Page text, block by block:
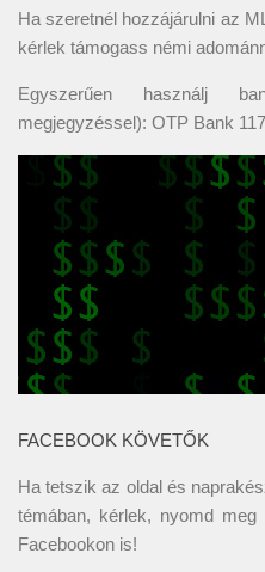
Ha szeretnél hozzájárulni az
kérlek támogass némi
Egyszerűen használj
megjegyzéssel): OTP Bank
FACEBOOK KÖVETŐK
Ha tetszik az oldal és
témában, kérlek, nyomd
Facebookon is!